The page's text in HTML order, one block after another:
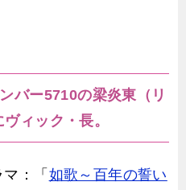
バー5710の梁炎東（リ
ィック・長。
：「 如歌～百年の誓い